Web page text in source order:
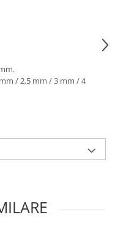
/ 2.5 mm / 3 mm / 4